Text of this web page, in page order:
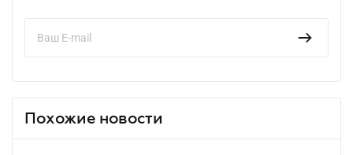
Похожие новости